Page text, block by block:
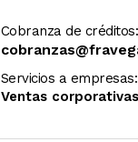
Cobranza de créditos:
Servicios a empresas:
Ventas corporativas